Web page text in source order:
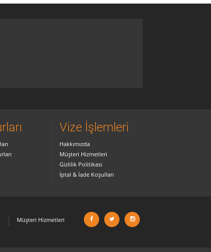
Vize İşlemleri
Hakkımızda
Müşteri Hizmetleri
Gizlilik Politikası
İptal & İade Koşulları
Müşteri Hizmetleri